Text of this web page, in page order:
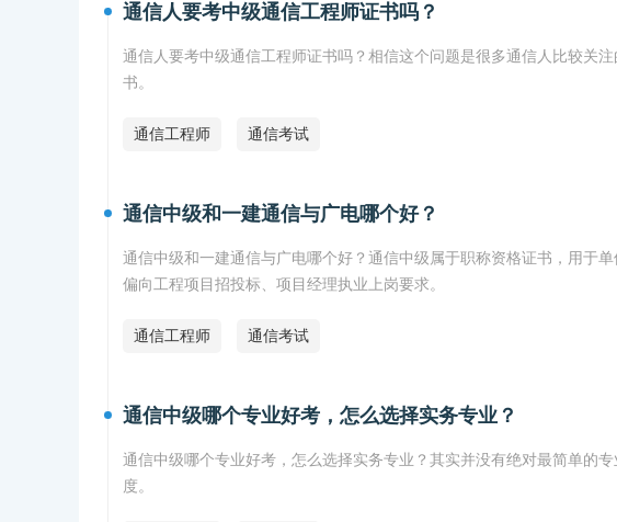
通信人要考中级通信工程师证书吗？
通信人要考中级通信工程师证书吗？相信这个问题是很多通信人比较关
书。
通信工程师 通信考试
通信中级和一建通信与广电哪个好？
通信中级和一建通信与广电哪个好？通信中级属于职称资格证书，用于
偏向工程项目招投标、项目经理执业上岗要求。
通信工程师 通信考试
通信中级哪个专业好考，怎么选择实务专业？
通信中级哪个专业好考，怎么选择实务专业？其实并没有绝对最简单的
度。